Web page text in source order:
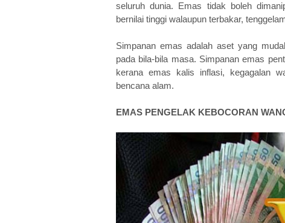
seluruh dunia. Emas tidak boleh
bernilai tinggi walaupun terbakar,
Simpanan emas adalah aset yang
pada bila-bila masa. Simpanan emas
kerana emas kalis inflasi, kegagalan
bencana alam.
EMAS PENGELAK KEBOCORAN